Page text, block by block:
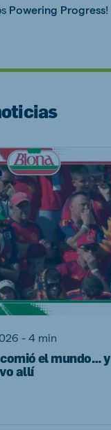
Powering Progress!
- 4 min
el mundo… y
allí